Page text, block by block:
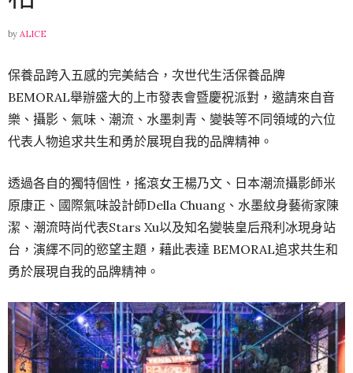
by ALICE
保養品跨入五感的完美結合，次世代生活保養品牌
BEMORAL舉辦盛大的上市發表會暨慶祝派對，邀請來自音
樂、攝影、氣味、潮流、水墨刺青、 變裝等不同領域的六位
代表人物追求共生和勇於展現自我的品牌精神。
透過各自的獨特個性，搖滾女王楊乃文、日本潮流攝影師米
原康正、國際氣味設計師Della Chuang、水墨紋身藝術家陳
潔、潮流時尚代表Stars Xu以及知名變裝皇后飛利冰現身站
台，演繹不同的慾望主題，藉此表達 BEMORAL追求共生和
勇於展現自我的品牌精神。